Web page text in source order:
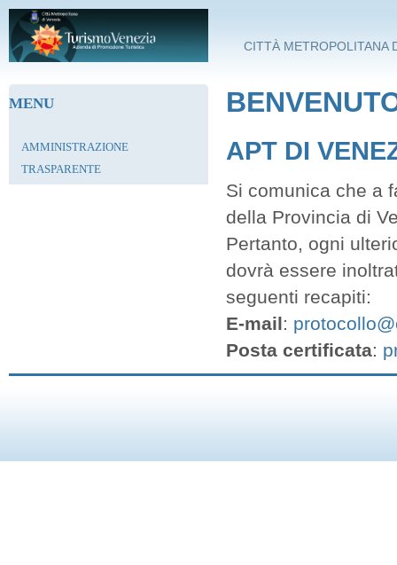
Salta al contenuto principale
CITTÀ METROPOLITANA
MENU
AMMINISTRAZIONE
TRASPARENTE
APT DI
Si comunica che a
della Provincia di
Pertanto, ogni
dovrà essere
seguenti recapiti:
E-mail:
Posta certificata: